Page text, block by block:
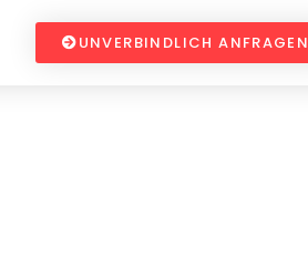
UNVERBINDLICH ANFRAGEN